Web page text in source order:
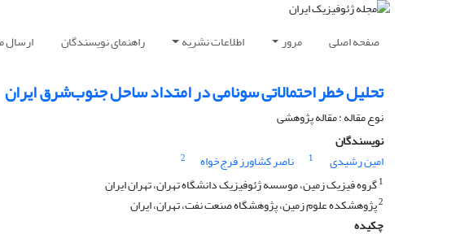
صفحه اصلی مرور اطلاعات نشریه راهنمای نویسندگان ارسال
تحلیل خطر احتمالاتی سونامی در امتداد ساحل جنوب‌شرق ایران
نوع مقاله : مقاله پژوهشی‌
نویسندگان
امین رشیدی
1 ناصر کشاورز فرج‌خواه
2
1گروه فیزیک زمین، موسسه ژئوفیزیک دانشگاه تهران، تهران ایران
2پژوهشکده علوم زمین، پژوهشگاه صنعت نفت، تهران، ایران
چکیده